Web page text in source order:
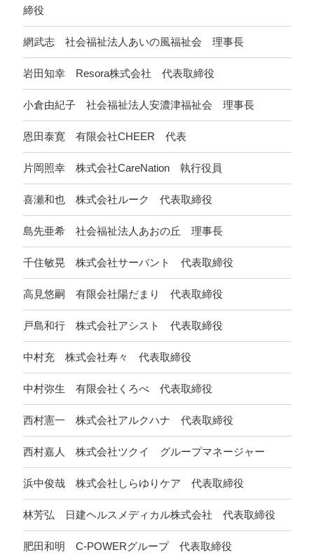
締役
網武志 社会福祉法人あいの風福祉会 理事長
岩田知幸 Resora株式会社 代表取締役
小倉由紀子 社会福祉法人安濃津福祉会 理事長
恩田泰寛 有限会社CHEER 代表
片岡照幸 株式会社CareNation 執行役員
喜瀬和也 株式会社ルーク 代表取締役
島先亜希 社会福祉法人あおの丘 理事長
千住敏晃 株式会社サーバント 代表取締役
高見悠嗣 有限会社陽だまり 代表取締役
戸島和行 株式会社アシスト 代表取締役
中村充 株式会社寿々 代表取締役
中村弥生 有限会社くろべ 代表取締役
西村憲一 株式会社アルクハナ 代表取締役
西村嘉人 株式会社ツクイ グループマネージャー
浜中俊哉 株式会社しらゆりケア 代表取締役
林芳弘 日建ヘルスメディカル株式会社 代表取締役
肥田和明 C-POWERグループ 代表取締役